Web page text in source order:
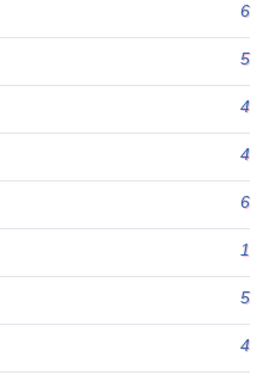
6
5
4
4
6
1
5
4